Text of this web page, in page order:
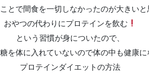
とで間食を一切しなかったのが大きい
おやつの代わりにプロテインを飲む
という習慣が身についたので、
を体に入れていないので体の中も健康
プロテインダイエットの方法